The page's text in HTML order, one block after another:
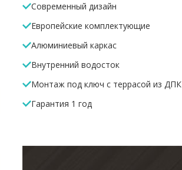
Современный дизайн
Европейские комплектующие
Алюминиевый каркас
Внутренний водосток
Монтаж под ключ с террасой из ДПК
Гарантия 1 год